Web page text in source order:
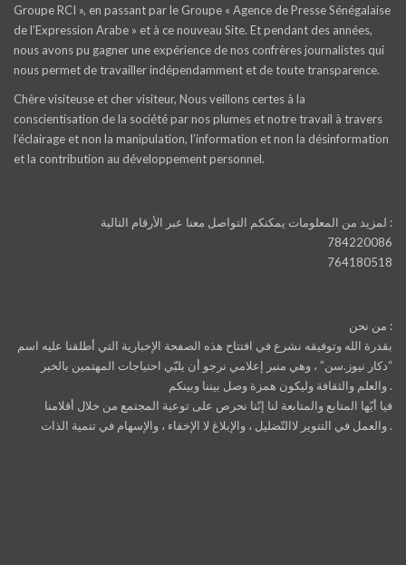
Groupe RCI », en passant par le Groupe « Agence de Presse Sénégalaise
de l’Expression Arabe » et à ce nouveau Site. Et pendant des années,
nous avons pu gagner une expérience de nos confrères journalistes qui
nous permet de travailler indépendamment et de toute transparence.
Chère visiteuse et cher visiteur, Nous veillons certes à la
conscientisation de la société par nos plumes et notre travail à travers
l’éclairage et non la manipulation, l’information et non la désinformation
et la contribution au développement personnel.
لمزيد من المعلومات يمكنكم التواصل معنا عبر الأرقام التالية :
784220086
764180518
من نحن :
بقدرة الله وتوفيقه نشرع في افتتاح هذه الصفحة الإخبارية التي أطلقنا عليه اسم
“دكار نيوز.سن” ، وهي منبر إعلامي نرجو أن يلبّي احتياجات المهتمين بالخبر
والعلم والثقافة وليكون همزة وصل بيننا وبينكم .
فيا أيّها المتابع والمتابعة لنا إنّنا نحرص على توعية المجتمع من خلال أقلامنا
والعمل في التنوير لاالتّضليل ، والإبلاغ لا الإخفاء ، والإسهام في تنمية الذات .